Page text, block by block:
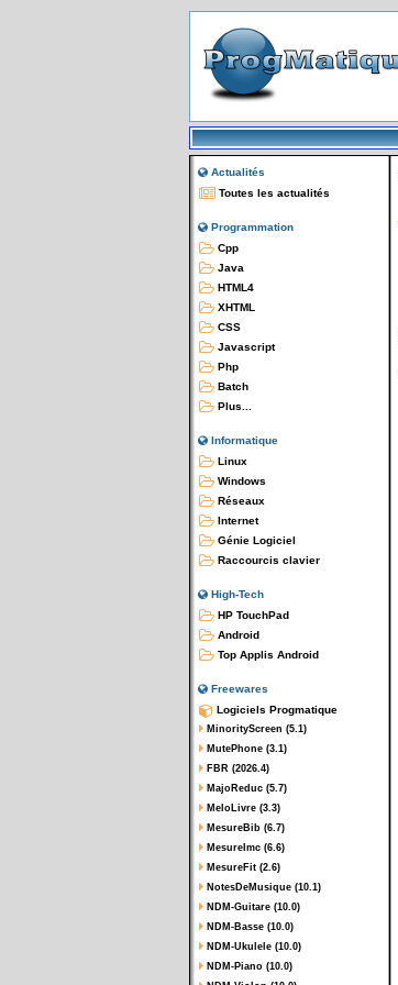
Actualités
Toutes les actualités
Programmation
Cpp
Java
HTML4
XHTML
CSS
Javascript
Php
Batch
Plus...
Informatique
Linux
Windows
Réseaux
Internet
Génie Logiciel
Raccourcis clavier
High-Tech
HP TouchPad
Android
Top Applis Android
Freewares
Logiciels Progmatique
MinorityScreen (5.1)
MutePhone (3.1)
FBR (2026.4)
MajoReduc (5.7)
MeloLivre (3.3)
MesureBib (6.7)
MesureImc (6.6)
MesureFit (2.6)
NotesDeMusique (10.1)
NDM-Guitare (10.0)
NDM-Basse (10.0)
NDM-Ukulele (10.0)
NDM-Piano (10.0)